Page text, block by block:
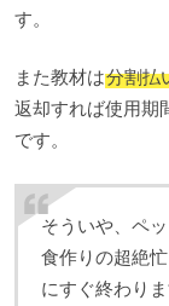
す。
また教材は分割払
返却すれば使用期
です。
そういや、ペ
食作りの超絶
にすぐ終わり